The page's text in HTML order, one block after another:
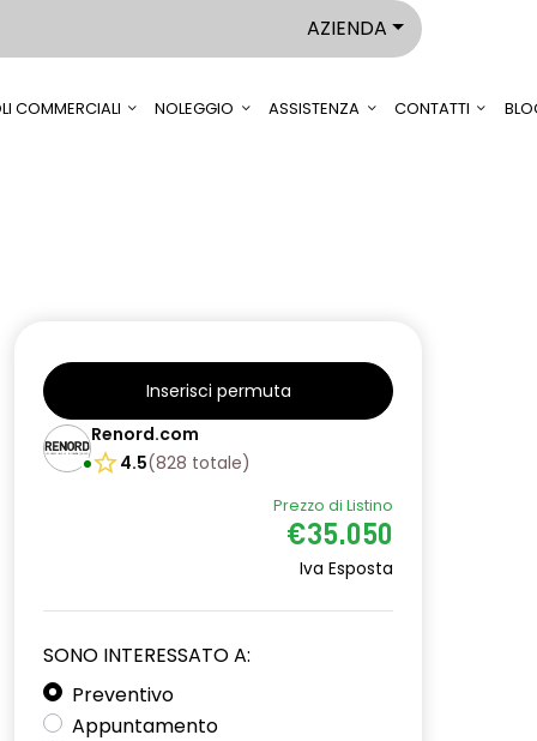
AZIENDA
COMMERCIALI NOLEGGIO ASSISTENZA CONTATTI
Inserisci permuta
Renord.com
4.5(828 totale)
Prezzo di Listino
€35.050
Iva Esposta
SONO INTERESSATO A:
Preventivo
Appuntamento